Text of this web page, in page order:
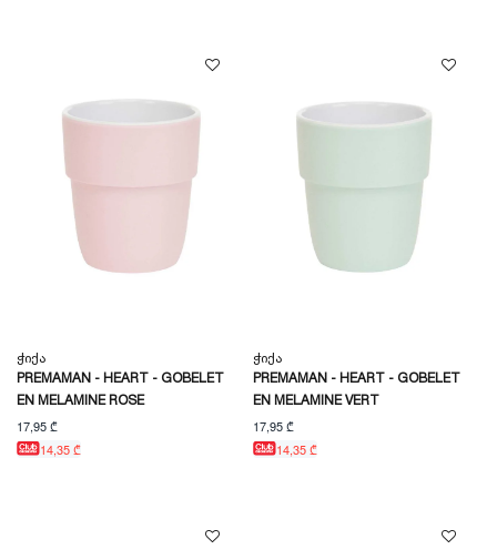
Ჭიქა
PREMAMAN - HEART - GOBELET
EN MELAMINE ROSE
17,95 ₾
14,35 ₾
Ჭიქა
PREMAMAN - HEART - GOBELET
EN MELAMINE VERT
17,95 ₾
14,35 ₾